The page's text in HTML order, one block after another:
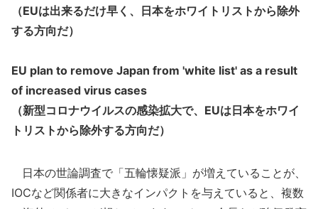
（EUは出来るだけ早く、日本をホワイトリストから除外
する方向だ）
EU plan to remove Japan from 'white list' as a result
of increased virus cases
（新型コロナウイルスの感染拡大で、EUは日本をホワイ
トリストから除外する方向だ）
日本の世論調査で「五輪懐疑派」が増えていることが、
IOCなど関係者に大きなインパクトを与えていると、複数